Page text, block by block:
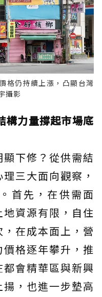
格仍持續上漲，凸顯台灣
攝影
構力量撐起市場底
下修？從供需結
三大面向觀察，
首先，在供需面
資源有限，自住
在成本面上，營
格逐年攀升，推
會精華區與新興
，也進一步墊高